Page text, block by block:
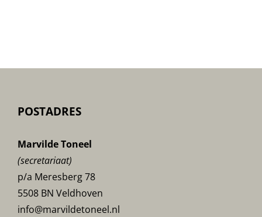
POSTADRES
Marvilde Toneel
(secretariaat)
p/a Meresberg 78
5508 BN Veldhoven
info@marvildetoneel.nl